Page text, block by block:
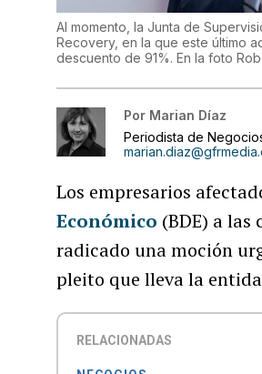
Al momento, la Junta de
Recovery, en la que este último
descuento de 91%. En la foto
Por Marian Díaz
Periodista de
Los empresarios
Económico (BDE) a
radicado una moción
pleito que lleva la
RELACIONADAS